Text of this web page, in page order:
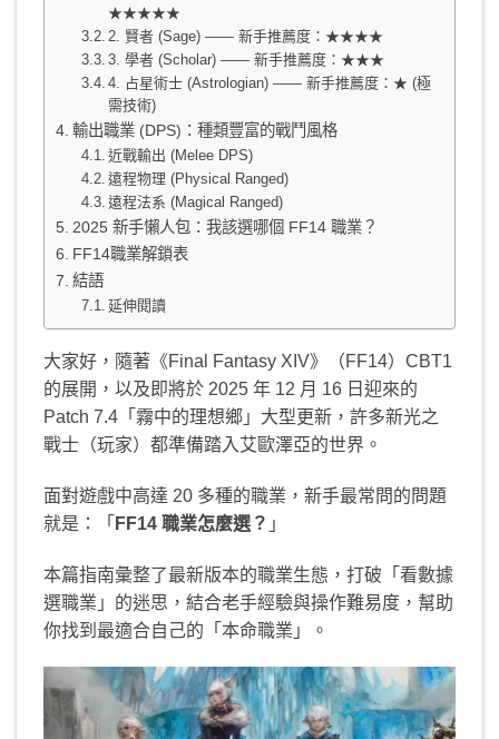
★★★★★
2. 賢者 (Sage) —— 新手推薦度：★★★★
3. 學者 (Scholar) —— 新手推薦度：★★★
4. 占星術士 (Astrologian) —— 新手推薦度：★ (極
需技術)
輸出職業 (DPS)：種類豐富的戰鬥風格
近戰輸出 (Melee DPS)
遠程物理 (Physical Ranged)
遠程法系 (Magical Ranged)
2025 新手懶人包：我該選哪個 FF14 職業？
FF14職業解鎖表
結語
延伸閱讀
大家好，隨著《Final Fantasy XIV》（FF14）CBT1
的展開，以及即將於 2025 年 12 月 16 日迎來的
Patch 7.4「霧中的理想鄉」大型更新，許多新光之
戰士（玩家）都準備踏入艾歐澤亞的世界。
面對遊戲中高達 20 多種的職業，新手最常問的問題
就是：「 FF14 職業怎麼選？ 」
本篇指南彙整了最新版本的職業生態，打破「看數據
選職業」的迷思，結合老手經驗與操作難易度，幫助
你找到最適合自己的「本命職業」。